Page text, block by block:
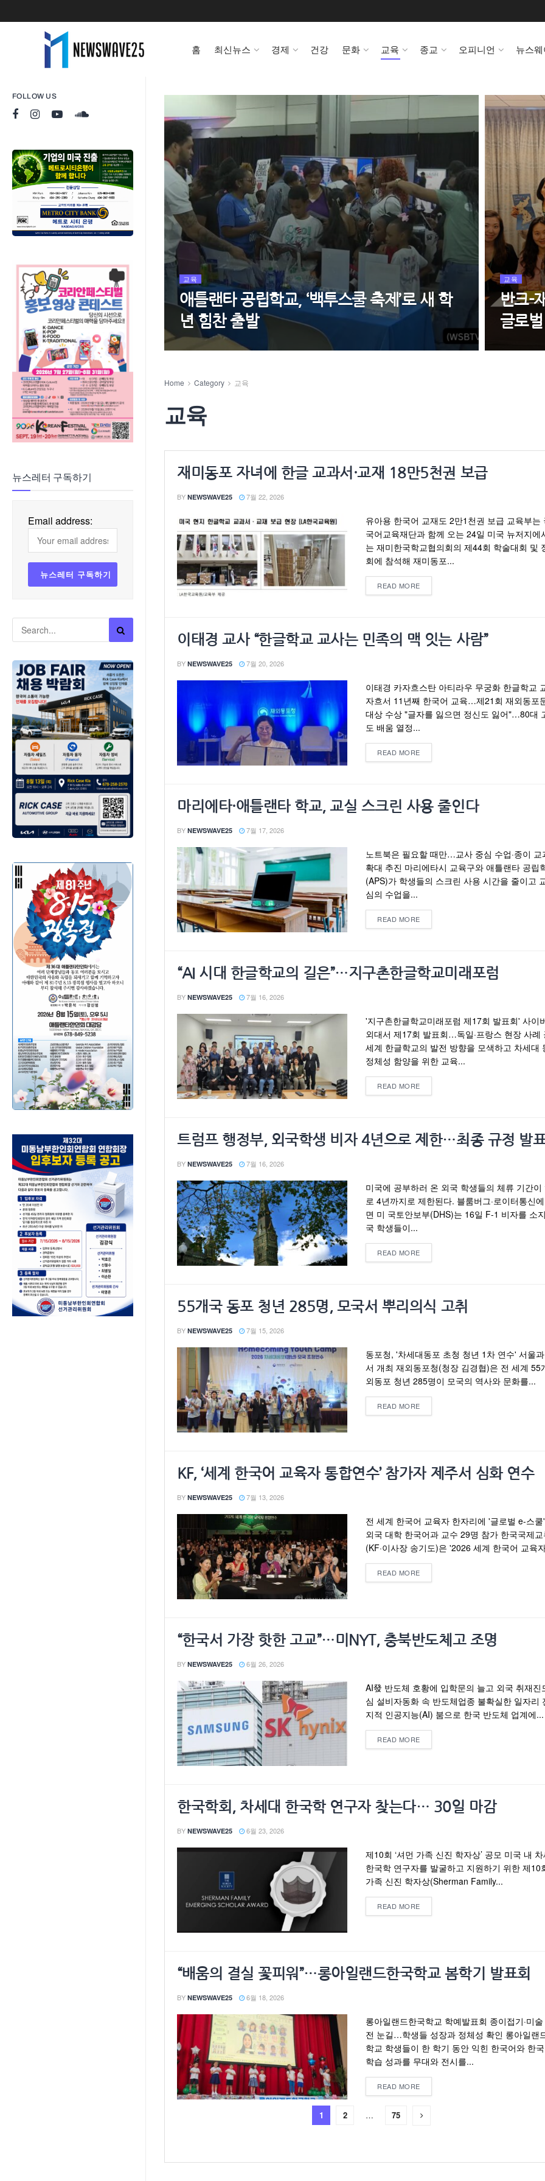
FOLLOW US
뉴스레터 구독하기
Email address:
홈 최신뉴스 경제 건강 문화 교육 종교 오피니언 뉴스
교육
애틀랜타 공립학교, ‘백투스쿨 축제’로 새 학
년 힘찬 출발
교육
반크-
글로
Home Category 교육
교육
재미동포 자녀에 한글 교과서·교재 18만5천권 보급
BY NEWSWAVE25 7월 22, 2026
유아용 한국어 교재도 2만1천권 보급 교육부는
국어교육재단과 함께 오는 24일 미국 뉴저지에
는 재미한국학교협의회의 제44회 학술대회 및
회에 참석해 재미동포...
READ MORE
이태경 교사 “한글학교 교사는 민족의 맥 잇는 사람”
BY NEWSWAVE25 7월 20, 2026
이태경 카자흐스탄 아티라우 무궁화 한글학교
자흐서 11년째 한국어 교육…제21회 재외동포
대상 수상 "글자를 잃으면 정신도 잃어"…80대
도 배움 열정...
READ MORE
마리에타·애틀랜타 학교, 교실 스크린 사용 줄인다
BY NEWSWAVE25 7월 17, 2026
노트북은 필요할 때만…교사 중심 수업·종이 교
확대 추진 마리에타시 교육구와 애틀랜타 공립
(APS)가 학생들의 스크린 사용 시간을 줄이고
심의 수업을...
READ MORE
“AI 시대 한글학교의 길은”…지구촌한글학교미래포럼
BY NEWSWAVE25 7월 16, 2026
'지구촌한글학교미래포럼 제17회 발표회' 사이
외대서 제17회 발표회…독일·프랑스 현장 사례
세계 한글학교의 발전 방향을 모색하고 차세대
정체성 함양을 위한 교육...
READ MORE
트럼프 행정부, 외국학생 비자 4년으로 제한…최종 규정 발
BY NEWSWAVE25 7월 16, 2026
미국에 공부하러 온 외국 학생들의 체류 기간이
로 4년까지로 제한된다. 블룸버그·로이터통신
면 미 국토안보부(DHS)는 16일 F-1 비자를 소
국 학생들이...
READ MORE
55개국 동포 청년 285명, 모국서 뿌리의식 고취
BY NEWSWAVE25 7월 15, 2026
동포청, '차세대동포 초청 청년 1차 연수' 서울
서 개최 재외동포청(청장 김경협)은 전 세계 55
외동포 청년 285명이 모국의 역사와 문화를...
READ MORE
KF, ‘세계 한국어 교육자 통합연수’ 참가자 제주서 심화 연수
BY NEWSWAVE25 7월 13, 2026
전 세계 한국어 교육자 한자리에 '글로벌 e-스쿨
외국 대학 한국어과 교수 29명 참가 한국국제
(KF·이사장 송기도)은 '2026 세계 한국어 교육
READ MORE
“한국서 가장 핫한 고교”…미NYT, 충북반도체고 조명
BY NEWSWAVE25 6월 26, 2026
AI發 반도체 호황에 입학문의 늘고 외국 취재진
심 설비자동화 속 반도체업종 불확실한 일자리
지적 인공지능(AI) 붐으로 한국 반도체 업계에...
READ MORE
한국학회, 차세대 한국학 연구자 찾는다… 30일 마감
BY NEWSWAVE25 6월 23, 2026
제10회 ‘셔먼 가족 신진 학자상’ 공모 미국 내 차
한국학 연구자를 발굴하고 지원하기 위한 제10
가족 신진 학자상(Sherman Family...
READ MORE
“배움의 결실 꽃피워”…롱아일랜드한국학교 봄학기 발표회
BY NEWSWAVE25 6월 18, 2026
롱아일랜드한국학교 학예발표회 종이접기·미
전 눈길…학생들 성장과 정체성 확인 롱아일랜
학교 학생들이 한 학기 동안 익힌 한국어와 한
학습 성과를 무대와 전시를...
READ MORE
1 2 … 75